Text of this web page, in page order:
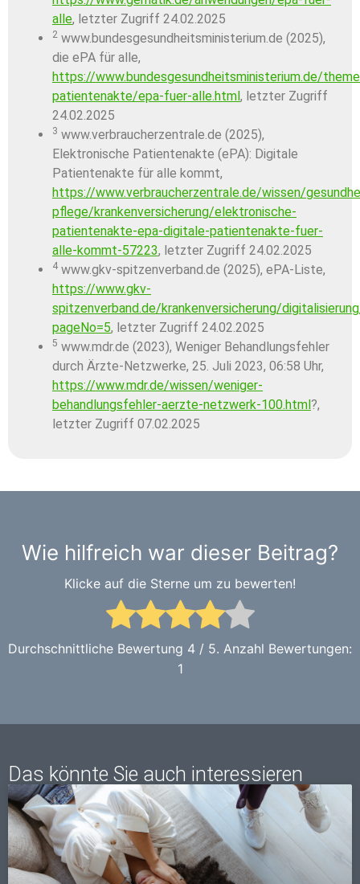
alle, letzter Zugriff 24.02.2025
2 www.bundesgesundheitsministerium.de (2025),
die ePA für alle,
https://www.bundesgesundheitsministerium.de/
patientenakte/epa-fuer-alle.html, letzter Zugriff
24.02.2025
3 www.verbraucherzentrale.de (2025),
Elektronische Patientenakte (ePA): Digitale
Patientenakte für alle kommt,
https://www.verbraucherzentrale.de/wissen/
pflege/krankenversicherung/elektronische-
patientenakte-epa-digitale-patientenakte-fuer-
alle-kommt-57223, letzter Zugriff 24.02.2025
4 www.gkv-spitzenverband.de (2025), ePA-Liste,
https://www.gkv-
spitzenverband.de/krankenversicherung/
pageNo=5, letzter Zugriff 24.02.2025
5 www.mdr.de (2023), Weniger Behandlungsfehler
durch Ärzte-Netzwerke, 25. Juli 2023, 06:58 Uhr,
https://www.mdr.de/wissen/weniger-
behandlungsfehler-aerzte-netzwerk-100.html?,
letzter Zugriff 07.02.2025
Wie hilfreich war dieser Beitrag?
Klicke auf die Sterne um zu bewerten!
Durchschnittliche Bewertung 4 / 5. Anzahl Bewertungen:
1
Das könnte Sie auch interessieren